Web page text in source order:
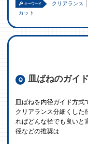
クリアランス
カット
皿ばねのガイ
皿ばねを内径ガイド方式
クリアランス分細くした
ればどんな径でも良いと
径などの推奨は